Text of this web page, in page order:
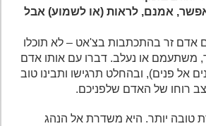
אמנם, לראות (או לשמוע) אבל
זר בהתכתבות בצ'אט – לא תוכלו
משתעמם או נעלב. דברו עם אותו אדם
אל פנים), ובהחלט תרגישו ותבינו טוב
רוחו של האדם שלפניכם.
יותר. היא משדרת אל הנהג